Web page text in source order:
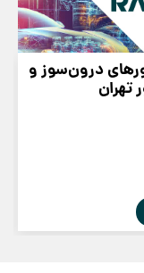
درون‌سوز و
تهران